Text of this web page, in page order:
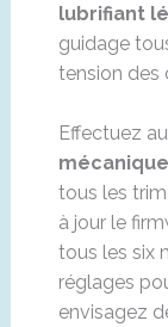
lubrifiant
guidage
tension des
Effectuez
tous les
à jour le
tous les six
réglages
envisagez